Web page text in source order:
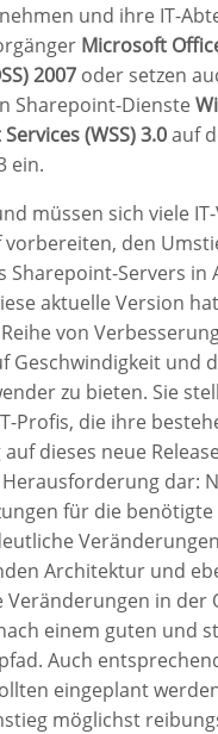
und ihre IT-
Microsoft
2007 oder setzen
Sharepoint-Dienste
(WSS) 3.0auf
ein.
müssen sich viele
den
Sharepoint-Servers in
aktuelle Version
von
Geschwindigkeit und
zu bieten. Sie
Profis, die ihre
dieses neue
dar:
für die
Architektur und
Veränderungen in der
einem guten und
Auch
eingeplant
möglichst